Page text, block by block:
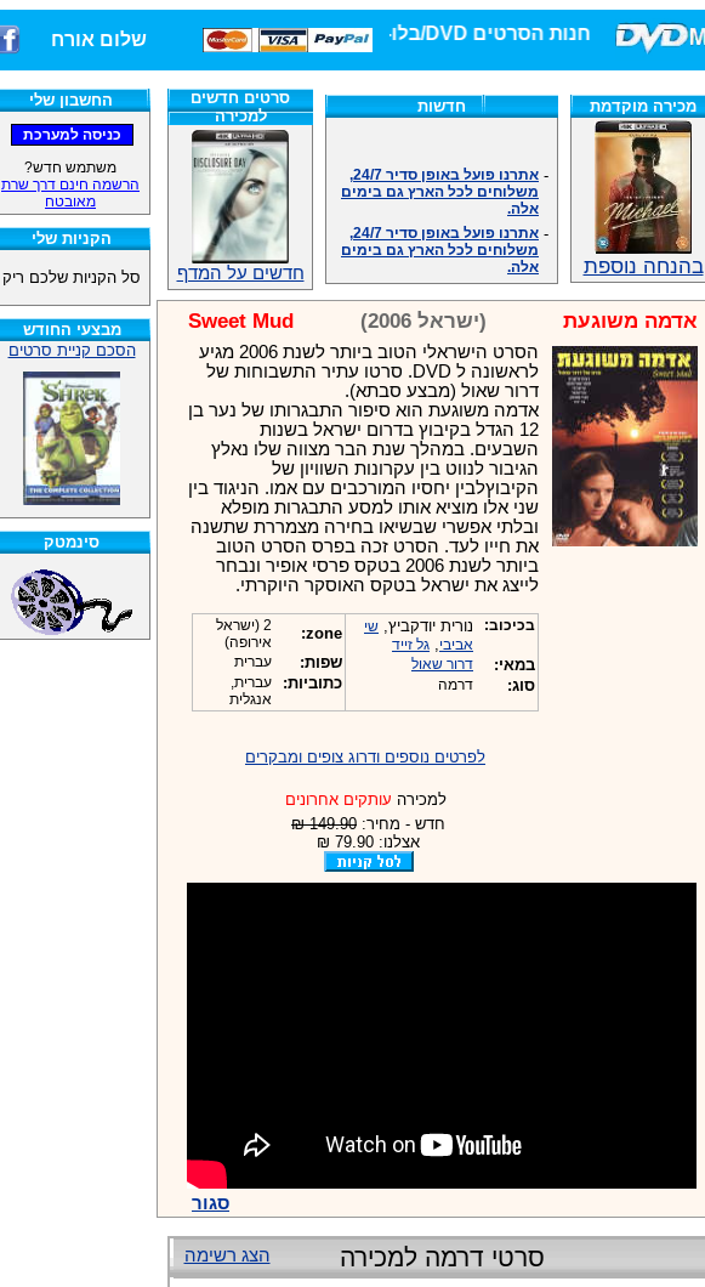
חנות הסרטים DVD/בלו-ריי/3D הגדולה ביותר! שלום אורח
החשבון שלי
משתמש חדש?
הרשמה חינם דרך שרת
מאובטח
הקניות שלי
סל הקניות שלכם ריק
מבצעי החודש
הסכם קניית סרטים
סינמטק
מכירה מוקדמת
בהנחה נוספת
חדשות
משלוחים לכל הארץ גם בימים
אלה.
משלוחים לכל הארץ גם בימים
אלה.
אנחנו כאן לכול שאלה וזמינים
במענה הטלפוני שלנו.ובמייל
.האתר לרשותכם פעיל 24/7
מענה טלפוני: 09-7652392
צוות דיוידי מאסטר ישיר.
זמינים במייל ובטלפון. האתר
לרשותכם פעיל 24/7
צוות דיוידי מאסטר ישיר.
אנחנו כאן לכול שאלה וזמינים
במענה הטלפוני שלנו.ובמייל
.האתר לרשותכם 24/7
מענה טלפוני: 09-7652392
צוות דיוידי מאסטר ישיר.
סרטים חדשים
למכירה
חדשים על המדף
אדמה משוגעת (ישראל 2006) Sweet Mud
הסרט הישראלי הטוב ביותר לשנת 2006 מגיע
לראשונה ל DVD. סרטו עתיר התשבוחות של
דרור שאול (מבצע סבתא).
אדמה משוגעת הוא סיפור התבגרותו של נער בן
12 הגדל בקיבוץ בדרום ישראל בשנות
השבעים. במהלך שנת הבר מצווה שלו נאלץ
הגיבור לנווט בין עקרונות השוויון של
הקיבוץלבין יחסיו המורכבים עם אמו. הניגוד בין
שני אלו מוציא אותו למסע התבגרות מופלא
ובלתי אפשרי שבשיאו בחירה מצמררת שתשנה
את חייו לעד. הסרט זכה בפרס הסרט הטוב
ביותר לשנת 2006 בטקס פרסי אופיר ונבחר
לייצג את ישראל בטקס האוסקר היוקרתי.
בכיכוב: נורית יודקביץ, שי
אביבי, גל זייד
במאי: דרור שאול
סוג: דרמה
zone:
2 (ישראל
אירופה)
שפות: עברית
כתוביות:
עברית,
אנגלית
לפרטים נוספים ודרוג צופים ומבקרים
למכירה עותקים אחרונים
חדש - מחיר: 149.90 ₪
אצלנו: 79.90 ₪
סגור
הצג רשימה סרטי דרמה למכירה